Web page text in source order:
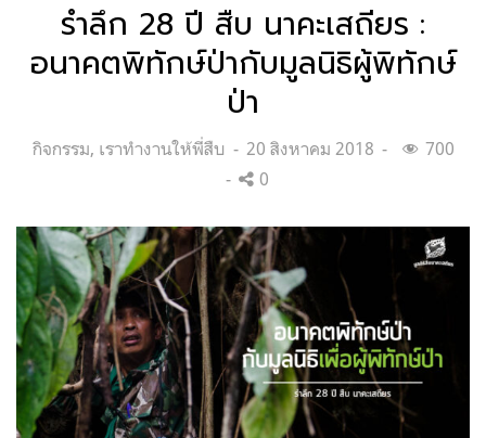
รำลึก 28 ปี สืบ นาคะเสถียร :
อนาคตพิทักษ์ป่ากับมูลนิธิผู้พิทักษ์
ป่า
Categories:
กิจกรรม, เราทำงานให้พี่สืบ
Posted
on
20 สิงหาคม 2018
700
0